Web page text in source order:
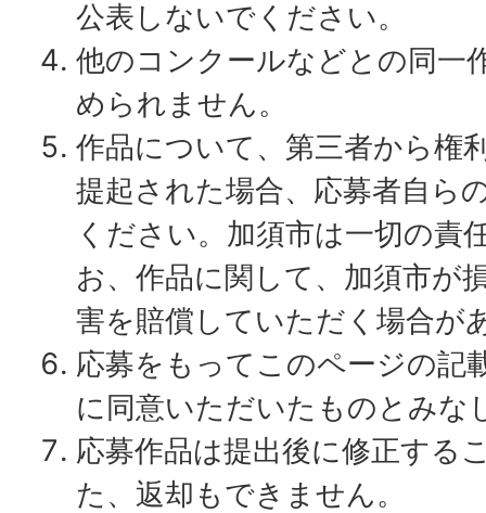
公表しないでください。
他のコンクールなどとの同一
められません。
作品について、第三者から権
提起された場合、応募者自ら
ください。加須市は一切の責
お、作品に関して、加須市が
害を賠償していただく場合が
応募をもってこのページの記
に同意いただいたものとみな
応募作品は提出後に修正する
た、返却もできません。